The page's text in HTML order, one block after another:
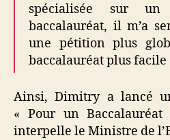
spécialisée sur
baccalauréat, il m’a
une pétition plus
baccalauréat plus
Ainsi, Dimitry a lancé
« Pour un
interpelle le Ministre de